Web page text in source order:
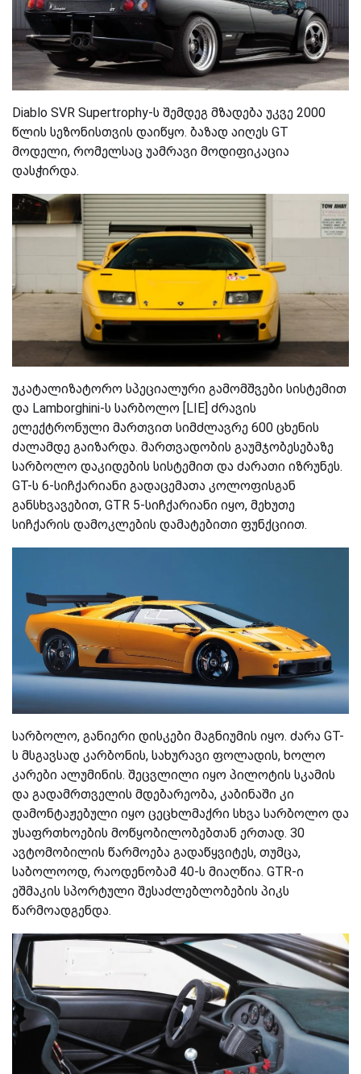
Diablo SVR Supertrophy-ს შემდეგ მზადება უკვე 2000
წლის სეზონისთვის დაიწყო. ბაზად აიღეს GT
მოდელი, რომელსაც უამრავი მოდიფიკაცია
დასჭირდა.
უკატალიზატორო სპეციალური გამომშვები სისტემით
და Lamborghini-ს სარბოლო [LIE] ძრავის
ელექტრონული მართვით სიმძლავრე 600 ცხენის
ძალამდე გაიზარდა. მართვადობის გაუმჯობესებაზე
სარბოლო დაკიდების სისტემით და ძარათი იზრუნეს.
GT-ს 6-სიჩქარიანი გადაცემათა კოლოფისგან
განსხვავებით, GTR 5-სიჩქარიანი იყო, მეხუთე
სიჩქარის დამოკლების დამატებითი ფუნქციით.
სარბოლო, განიერი დისკები მაგნიუმის იყო. ძარა GT-
ს მსგავსად კარბონის, სახურავი ფოლადის, ხოლო
კარები ალუმინის. შეცვლილი იყო პილოტის სკამის
და გადამრთველის მდებარეობა, კაბინაში კი
დამონტაჟებული იყო ცეცხლმაქრი სხვა სარბოლო და
უსაფრთხოების მოწყობილობებთან ერთად. 30
ავტომობილის წარმოება გადაწყვიტეს, თუმცა,
საბოლოოდ, რაოდენობამ 40-ს მიაღწია. GTR-ი
ეშმაკის სპორტული შესაძლებლობების პიკს
წარმოადგენდა.